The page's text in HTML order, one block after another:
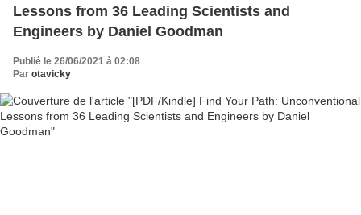
Lessons from 36 Leading Scientists and
Engineers by Daniel Goodman
Publié le 26/06/2021 à 02:08
Par otavicky